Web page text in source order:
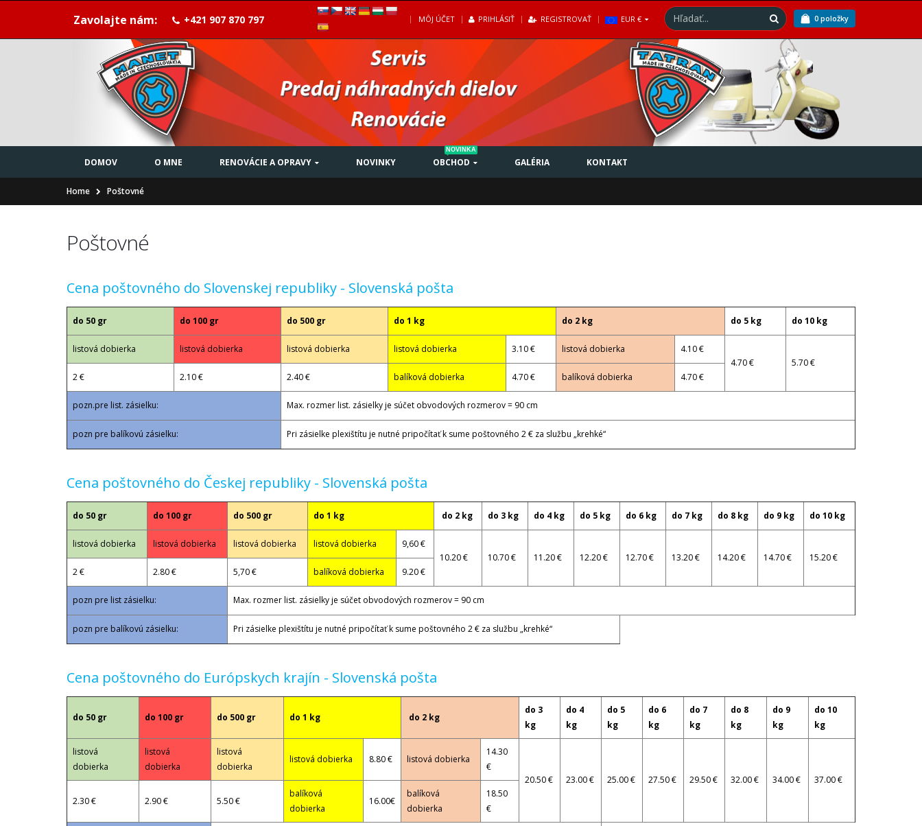
Zavolajte nám: +421 907 870 797 | MÔJ ÚČET PRIHLÁSIŤ REGISTROVAŤ EUR € 0 položky
DOMOV O MNE RENOVÁCIE A OPRAVY NOVINKY OBCHOD
NOVINKA
GALÉRIA KONTAKT
Home Poštovné
Poštovné
Cena poštovného do Slovenskej republiky - Slovenská pošta
do 50 gr do 100 gr do 500 gr do 1 kg do 2 kg do 5 kg do 10 kg
listová dobierka listová dobierka listová dobierka listová dobierka 3.10 € listová dobierka
4.10 €
4.70 €
5.70 €
2 €
2.10 € 2.40 € balíková dobierka 4.70 € balíková dobierka 4.70 €
pozn.pre list. zásielku: Max. rozmer list. zásielky je súčet obvodových rozmerov = 90 cm
pozn pre balíkovú zásielku: Pri zásielke plexištítu je nutné pripočítať k sume poštovného 2 € za službu „krehké“
Cena poštovného do Českej republiky - Slovenská pošta
do 50 gr do 100 gr do 500 gr do 1 kg do 2 kg do 3 kg do 4 kg do 5 kg do 6 kg do 7 kg do 8 kg do 9 kg do 10 kg
listová dobierka listová dobierka listová dobierka listová dobierka
9,60 €
10.20 €
10.70 € 11.20 € 12.20 € 12.70 € 13.20 € 14.20 € 14.70 €
15.20 €
2 €
2.80 € 5,70 € balíková dobierka 9.20 €
pozn pre list zásielku: Max. rozmer list. zásielky je súčet obvodových rozmerov = 90 cm
pozn pre balíkovú zásielku: Pri zásielke plexištítu je nutné pripočítať k sume poštovného 2 € za službu „krehké“
Cena poštovného do Európskych krajín - Slovenská pošta
do 50 gr do 100 gr do 500 gr do 1 kg do 2 kg
do 3
kg
do 4
kg
do 5
kg
do 6
kg
do 7
kg
do 8
kg
do 9
kg
do 10
kg
listová
dobierka
listová
dobierka
listová
dobierka
listová dobierka 8.80 € listová dobierka
14.30
€
20.50 €
23.00 € 25.00 € 27.50 € 29.50 € 32.00 € 34.00 €
37.00 €
2.30 €
2.90 € 5.50 €
balíková
dobierka
16.00€
balíková
dobierka
18.50
€